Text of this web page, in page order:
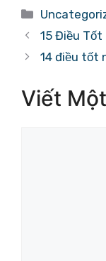
Danh
mục
15 Điều Tốt
14 điều tốt
Viết